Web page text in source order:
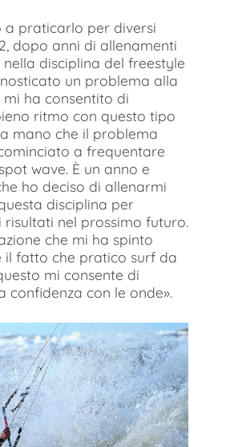
a praticarlo per diversi
dopo anni di allenamenti
disciplina del freestyle
un problema alla
ha consentito di
ritmo con questo tipo
mano che il problema
a frequentare
wave. È un anno e
ho deciso di allenarmi
disciplina per
nel prossimo futuro.
che mi ha spinto
il fatto che pratico surf da
mi consente di
confidenza con le onde».